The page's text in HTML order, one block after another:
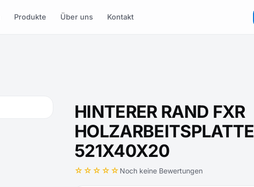
Produkte Über uns Kontakt
HINTERER RAND FXR
HOLZARBEITSPLATTE
521X40X20
☆☆☆☆☆ Noch keine Bewertungen